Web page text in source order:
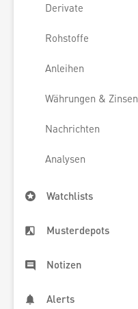
Derivate
Rohstoffe
Anleihen
Währungen & Zinsen
Nachrichten
Analysen
Watchlists
Musterdepots
Notizen
Alerts